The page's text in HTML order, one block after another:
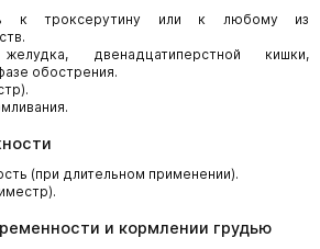
к троксерутину или к любому из
двенадцатиперстной кишки,
обострения.
(при длительном применении).
и кормлении грудью